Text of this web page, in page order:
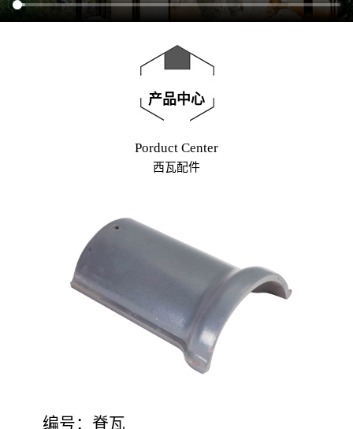
产品中心
Porduct Center
西瓦配件
编号：脊瓦